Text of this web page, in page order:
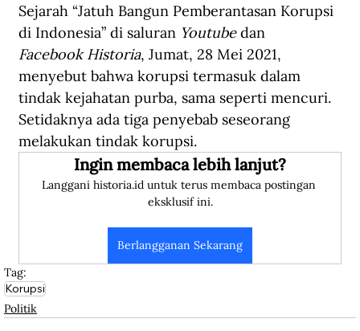
Sejarah “Jatuh Bangun Pemberantasan Korupsi
di Indonesia” di saluran Youtube dan
Facebook Historia, Jumat, 28 Mei 2021,
menyebut bahwa korupsi termasuk dalam
tindak kejahatan purba, sama seperti mencuri.
Setidaknya ada tiga penyebab seseorang
melakukan tindak korupsi.
Ingin membaca lebih lanjut?
Langgani historia.id untuk terus membaca postingan
eksklusif ini.
Berlangganan Sekarang
Tag:
Korupsi
Politik